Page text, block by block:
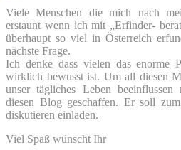
Viele Menschen die mich nach
erstaunt wenn ich mit „Erfinder-
überhaupt so viel in Österreich
nächste Frage.
Ich denke dass vielen das enorme
wirklich bewusst ist. Um all diesen
unser tägliches Leben
diesen Blog geschaffen. Er soll
diskutieren einladen.
Viel Spaß wünscht Ihr